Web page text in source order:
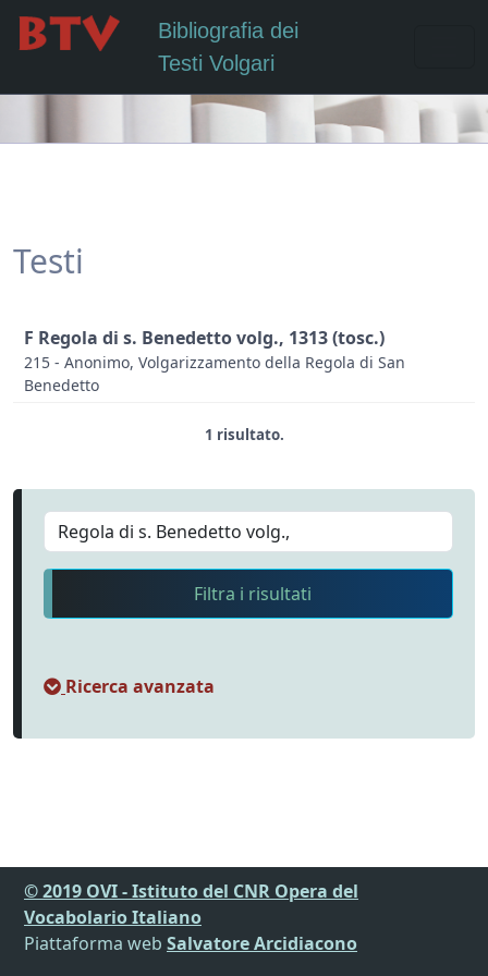
Bibliografia dei
Testi Volgari
Testi
F Regola di s. Benedetto volg., 1313 (tosc.)
215 - Anonimo, Volgarizzamento della Regola di San
Benedetto
1 risultato.
Filtra i risultati
Ricerca avanzata
© 2019 OVI - Istituto del CNR Opera del
Vocabolario Italiano
Piattaforma web Salvatore Arcidiacono